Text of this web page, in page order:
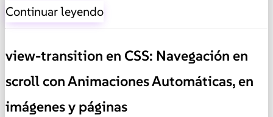
Continuar leyendo
view-transition en CSS: Navegación en
scroll con Animaciones Automáticas, en
imágenes y páginas